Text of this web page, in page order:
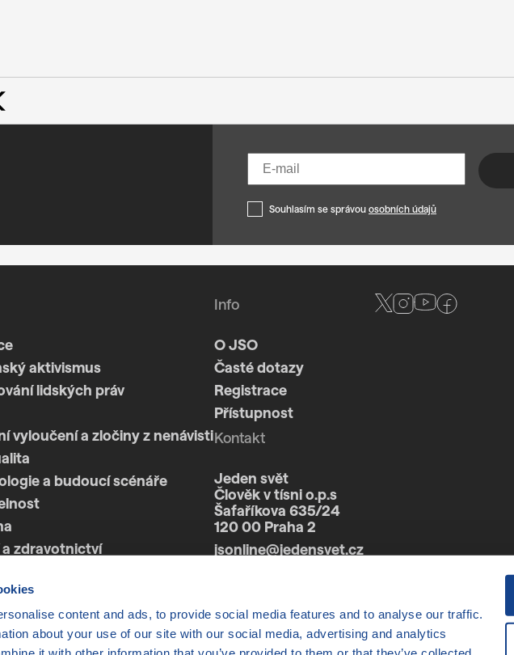
content and ads, to provide social media features and to analyse our traffic.
about your use of our site with our social media, advertising and analytics
Souhlasím se správou osobních údajů
aktivismus
lidských práv
vyloučení a zločiny z nenávisti
a budoucí scénáře
a zdravotnictví
styl
Info
O JSO
Časté dotazy
Registrace
Přístupnost
Kontakt
Jeden svět
Člověk v tísni o.p.s
Šafaříkova 635/24
120 00 Praha 2
jsonline@jedensvet.cz